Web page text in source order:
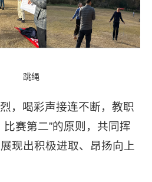
跳绳
，喝彩声接连不断，教职
比赛第二”的原则，共同挥
现出积极进取、昂扬向上